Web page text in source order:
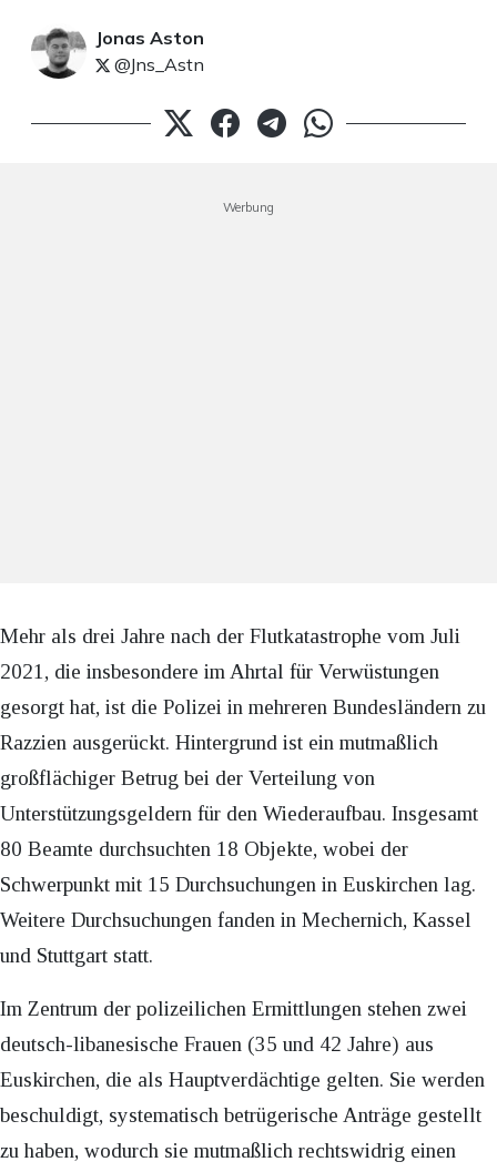
Jonas Aston
@Jns_Astn
Werbung
Mehr als drei Jahre nach der Flutkatastrophe vom Juli
2021, die insbesondere im Ahrtal für Verwüstungen
gesorgt hat, ist die Polizei in mehreren Bundesländern zu
Razzien ausgerückt. Hintergrund ist ein mutmaßlich
großflächiger Betrug bei der Verteilung von
Unterstützungsgeldern für den Wiederaufbau. Insgesamt
80 Beamte durchsuchten 18 Objekte, wobei der
Schwerpunkt mit 15 Durchsuchungen in Euskirchen lag.
Weitere Durchsuchungen fanden in Mechernich, Kassel
und Stuttgart statt.
Im Zentrum der polizeilichen Ermittlungen stehen zwei
deutsch-libanesische Frauen (35 und 42 Jahre) aus
Euskirchen, die als Hauptverdächtige gelten. Sie werden
beschuldigt, systematisch betrügerische Anträge gestellt
zu haben, wodurch sie mutmaßlich rechtswidrig einen